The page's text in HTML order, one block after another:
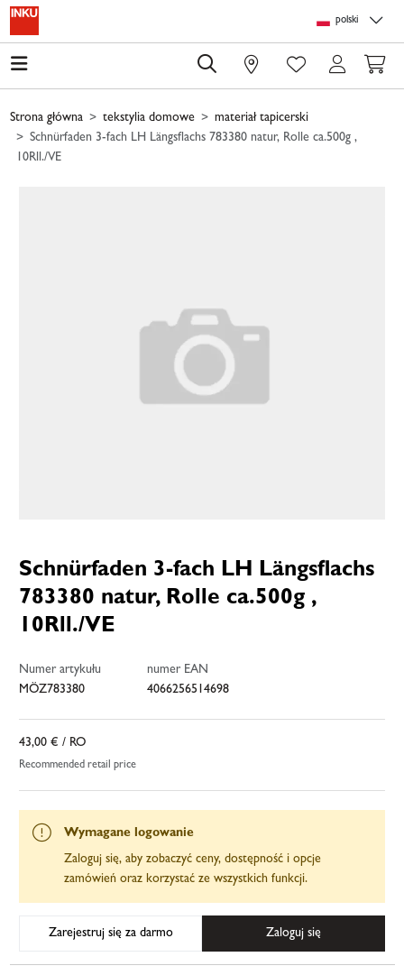
Skip to main content
polski
0
Strona główna tekstylia domowe
materiał tapicerski
Schnürfaden 3-fach LH Längsflachs 783380 natur, Rolle ca.500g ,
10Rll./VE
Schnürfaden 3-fach LH Längsflachs
783380 natur, Rolle ca.500g ,
10Rll./VE
Numer artykułu
MÖZ783380
numer EAN
4066256514698
43,00 € / RO
Recommended retail price
Wymagane logowanie
Zaloguj się, aby zobaczyć ceny, dostępność i opcje
zamówień oraz korzystać ze wszystkich funkcji.
Zarejestruj się za darmo Zaloguj się